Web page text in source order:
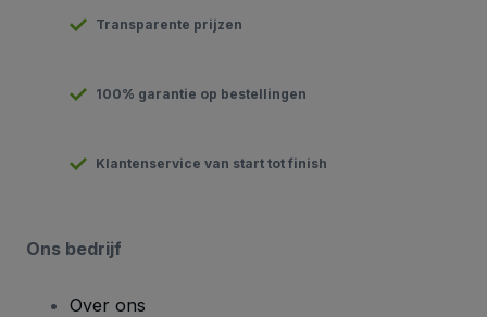
Transparente prijzen
100% garantie op bestellingen
Klantenservice van start tot finish
Ons bedrijf
Over ons